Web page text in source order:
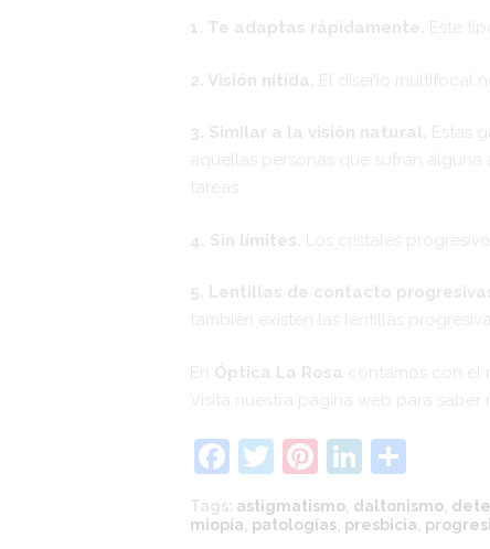
1. Te adaptas rápidamente. Este
2. Visión nítida. El diseño multifocal
3. Similar a la visión natural. Estas
aquellas personas que sufran
tareas.
4. Sin límites. Los cristales
5. Lentillas de contacto
también existen las lentillas
En Óptica La Rosa contamos con el
Visita nuestra
página web para
F
c
T
itt
Pi
er
Li
n
k
o
m
Tags: astigmatismo daltonismo
miopía patologías presbicia